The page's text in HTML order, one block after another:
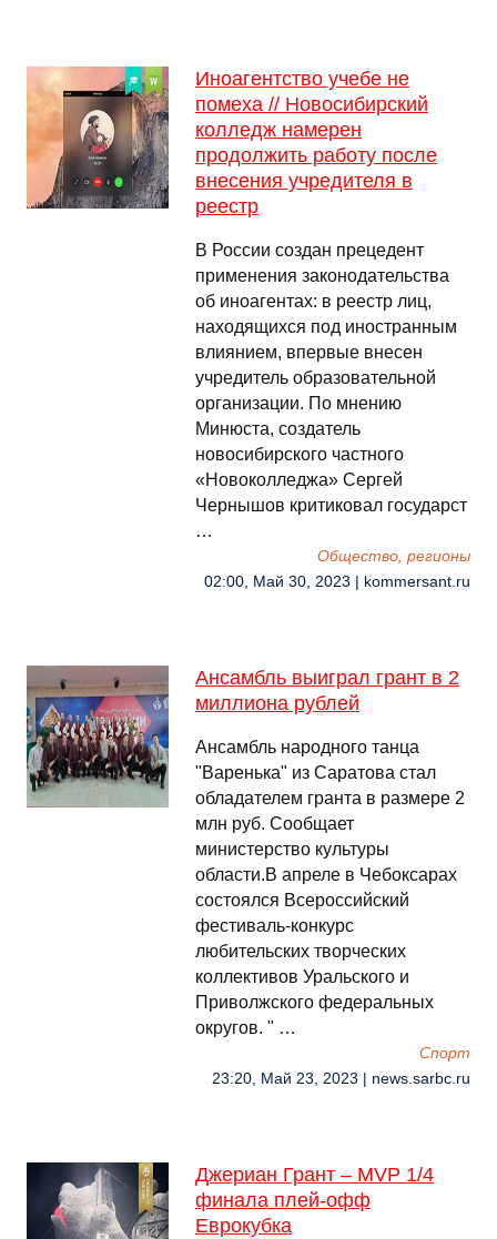
Иноагентство учебе не
помеха // Новосибирский
колледж намерен
продолжить работу после
внесения учредителя в
реестр
В России создан прецедент
применения законодательства
об иноагентах: в реестр лиц,
находящихся под иностранным
влиянием, впервые внесен
учредитель образовательной
организации. По мнению
Минюста, создатель
новосибирского частного
«Новоколледжа» Сергей
Чернышов критиковал государст
…
Общество, регионы
02:00, Май 30, 2023 | kommersant.ru
Ансамбль выиграл грант в 2
миллиона рублей
Ансамбль народного танца
"Варенька" из Саратова стал
обладателем гранта в размере 2
млн руб. Сообщает
министерство культуры
области.В апреле в Чебоксарах
состоялся Всероссийский
фестиваль-конкурс
любительских творческих
коллективов Уральского и
Приволжского федеральных
округов. " …
Спорт
23:20, Май 23, 2023 | news.sarbc.ru
Джериан Грант – MVP 1/4
финала плей-офф
Еврокубка